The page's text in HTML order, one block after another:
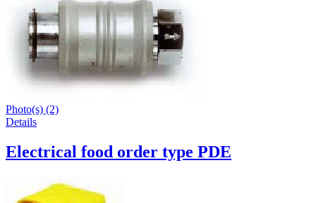
Photo(s) (2)
Details
Electrical food order type PDE